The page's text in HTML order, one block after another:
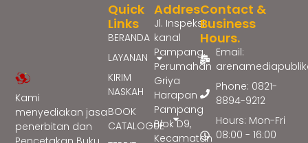
Kami
menyediakan jasa
penerbitan dan
Addres
Jl. Inspeksi
kanal
Pampang,
Perumahan
Griya
Harapan
Pampang
Blok D9,
Kecamatan
Quick
Links
BERANDA
LAYANAN
KIRIM
NASKAH
BOOK
CATALOGUE
Contact &
Business
Hours.
Email:
Phone: 0821-
8894-9212
Hours: Mon-Fri
08:00 - 16:00